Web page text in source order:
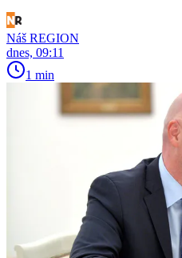
Náš REGION
dnes, 09:11
1 min